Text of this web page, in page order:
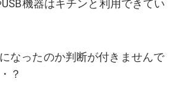
USB機器はキチンと利用できてい
なったのか判断が付きませんで
？